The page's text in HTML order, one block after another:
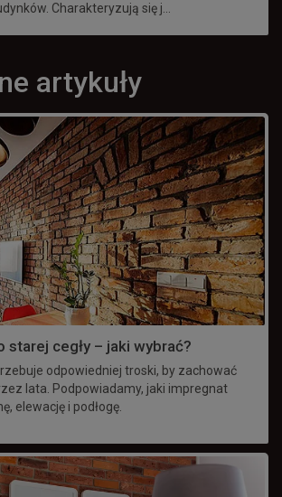
Charakteryzują się j...
artykuły
starej cegły – jaki wybrać?
odpowiedniej troski, by zachować
lata. Podpowiadamy, jaki impregnat
elewację i podłogę.